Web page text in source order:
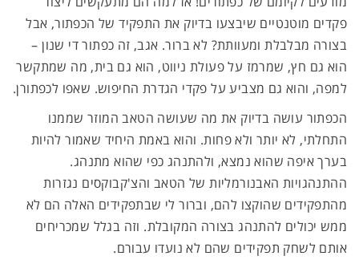
פקדים מוטנטיים שיבצעו בדיוק את התפקיד של הכפתור, אבל
בצורה מבלבלת ומעוותת? לא ברור. אגב, זה כפתור די שנון –
הוא גם חץ, שמרמז על פעולת ניווט, הוא גם בית, מה שמתקשר
למפה, והוא גם מצביע על פקדי הגדרת החיפוש. שאפו לכפתורן.
הכפתור עושה בדיוק את מה שעושה הטאב המוזר שממנו
התחלתי, לא יותר ולא פחות. והוא באמת היחיד שאמור להיות
בערך איפה שהוא נמצא, ולהתנהג כפי שהוא מתנהג.
ההתנהגויות האבנורמליות של הטאב והצ'קבוקסים נגזרות
מהתפקידים שהוקצו להם, וברור לי שבתפקידים האלה הם לא
ממש יכולים להתנהג בצורה המקובלת. וזה בגלל שמכריחים
אותם לשחק תפקידים שהם לא נועדו עבורם.